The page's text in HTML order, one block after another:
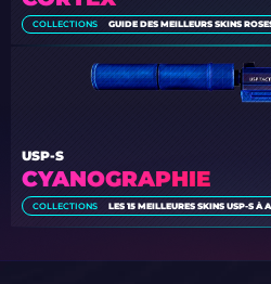
COLLECTIONS GUIDE DES MEILLEURS SKINS
CYANOGRAPHIE
USP-S
COLLECTIONS LES 15 MEILLEURES SKINS USP-S À